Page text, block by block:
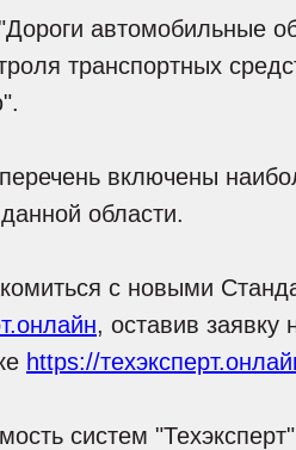
автомобильные
транспортных
включены
области.
с новыми
, оставив заявку
https://
систем